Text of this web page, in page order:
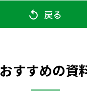
戻る
おすすめの資